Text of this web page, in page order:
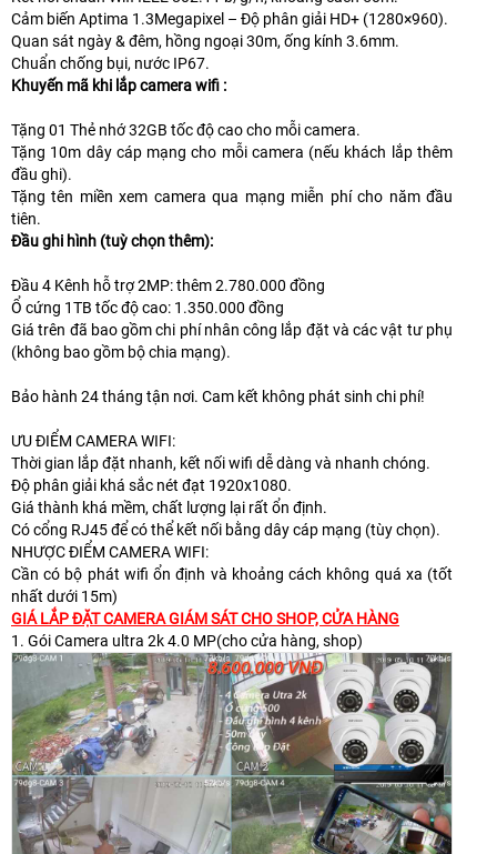
Cảm biến Aptima 1.3Megapixel – Độ phân giải HD+ (1280×960).
Quan sát ngày & đêm, hồng ngoại 30m, ống kính 3.6mm.
Chuẩn chống bụi, nước IP67.
Khuyến mã khi lắp camera wifi :
Tặng 01 Thẻ nhớ 32GB tốc độ cao cho mỗi camera.
Tặng 10m dây cáp mạng cho mỗi camera (nếu khách lắp thêm
đầu ghi).
Tặng tên miền xem camera qua mạng miễn phí cho năm đầu
tiên.
Đầu ghi hình (tuỳ chọn thêm):
Đầu 4 Kênh hỗ trợ 2MP: thêm 2.780.000 đồng
Ổ cứng 1TB tốc độ cao: 1.350.000 đồng
Giá trên đã bao gồm chi phí nhân công lắp đặt và các vật tư phụ
(không bao gồm bộ chia mạng).
Bảo hành 24 tháng tận nơi. Cam kết không phát sinh chi phí!
ƯU ĐIỂM CAMERA WIFI:
Thời gian lắp đặt nhanh, kết nối wifi dễ dàng và nhanh chóng.
Độ phân giải khá sắc nét đạt 1920x1080.
Giá thành khá mềm, chất lượng lại rất ổn định.
Có cổng RJ45 để có thể kết nối bằng dây cáp mạng (tùy chọn).
NHƯỢC ĐIỂM CAMERA WIFI:
Cần có bộ phát wifi ổn định và khoảng cách không quá xa (tốt
nhất dưới 15m)
GIÁ LẮP ĐẶT CAMERA GIÁM SÁT CHO SHOP, CỬA HÀNG
1. Gói Camera ultra 2k 4.0 MP(cho cửa hàng, shop)